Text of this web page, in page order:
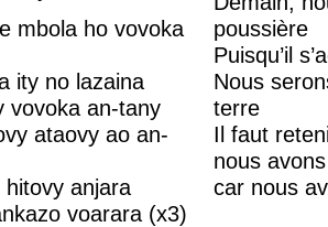
mbola ho vovoka
ity no lazaina
vovoka an-tany
ataovy ao an-
anjara
voarara (x3)
poussière
Puisqu’il
Nous
terre
Il faut
nous
car nous